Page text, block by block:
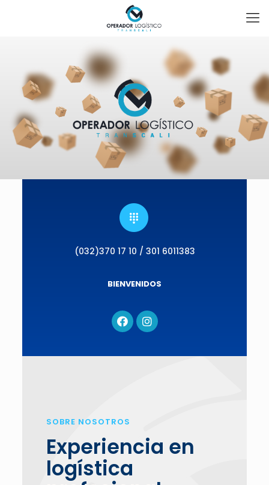
(032)370 17 10 / 301 6011383
BIENVENIDOS
SOBRE NOSOTROS
Experiencia en
logística